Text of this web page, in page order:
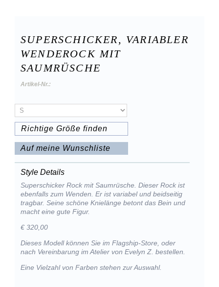
SUPERSCHICKER, VARIABLER
WENDEROCK MIT
SAUMRÜSCHE
Artikel-Nr.:
Richtige Größe finden
Auf meine Wunschliste
Style Details
Superschicker Rock mit Saumrüsche. Dieser Rock ist
ebenfalls zum Wenden. Er ist variabel und beidseitig
tragbar. Seine schöne Knielänge betont das Bein und
macht eine gute Figur.
€ 320,00
Dieses Modell können Sie im Flagship-Store, oder
nach Vereinbarung im Atelier von Evelyn Z. bestellen.
Eine Vielzahl von Farben stehen zur Auswahl.